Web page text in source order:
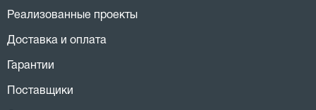
Реализованные проекты
Доставка и оплата
Гарантии
Поставщики